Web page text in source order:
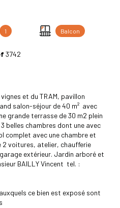
1 Balcon
3742
et du TRAM, pavillon
salon-séjour de 40 m² avec
grande terrasse de 30 m2 plein
belles chambres dont une avec
complet avec une chambre et
2 voitures, atelier, chaufferie
extérieur. Jardin arboré et
BAILLY Vincent tel. :
ce bien est exposé sont